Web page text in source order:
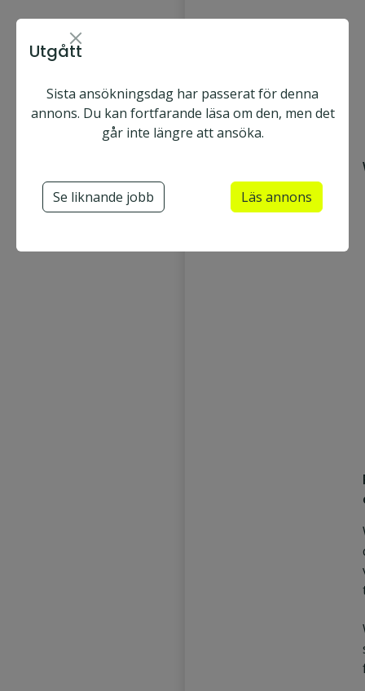
Utgått
Sista ansökningsdag har passerat för denna
annons. Du kan fortfarande läsa om den, men det
går inte längre att ansöka.
Se liknande jobb Läs annons